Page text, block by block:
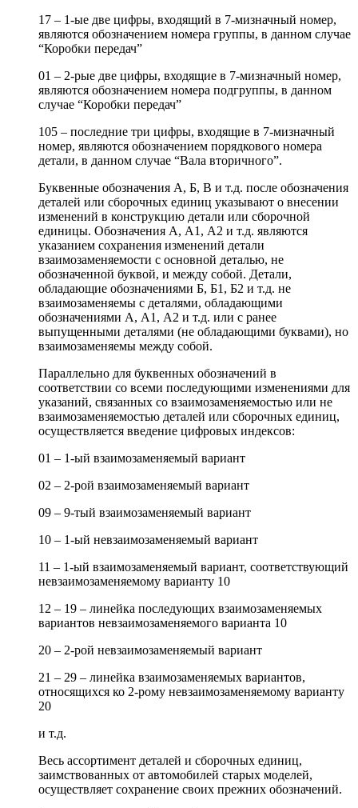
17 – 1-ые две цифры, входящий в 7-мизначный номер,
являются обозначением номера группы, в данном случае
“Коробки передач”
01 – 2-рые две цифры, входящие в 7-мизначный номер,
являются обозначением номера подгруппы, в данном
случае “Коробки передач”
105 – последние три цифры, входящие в 7-мизначный
номер, являются обозначением порядкового номера
детали, в данном случае “Вала вторичного”.
Буквенные обозначения А, Б, В и т.д. после обозначения
деталей или сборочных единиц указывают о внесении
изменений в конструкцию детали или сборочной
единицы. Обозначения А, А1, А2 и т.д. являются
указанием сохранения изменений детали
взаимозаменяемости с основной деталью, не
обозначенной буквой, и между собой. Детали,
обладающие обозначениями Б, Б1, Б2 и т.д. не
взаимозаменяемы с деталями, обладающими
обозначениями А, А1, А2 и т.д. или с ранее
выпущенными деталями (не обладающими буквами), но
взаимозаменяемы между собой.
Параллельно для буквенных обозначений в
соответствии со всеми последующими изменениями для
указаний, связанных со взаимозаменяемостью или не
взаимозаменяемостью деталей или сборочных единиц,
осуществляется введение цифровых индексов:
01 – 1-ый взаимозаменяемый вариант
02 – 2-рой взаимозаменяемый вариант
09 – 9-тый взаимозаменяемый вариант
10 – 1-ый невзаимозаменяемый вариант
11 – 1-ый взаимозаменяемый вариант, соответствующий
невзаимозаменяемому варианту 10
12 – 19 – линейка последующих взаимозаменяемых
вариантов невзаимозаменяемого варианта 10
20 – 2-рой невзаимозаменяемый вариант
21 – 29 – линейка взаимозаменяемых вариантов,
относящихся ко 2-рому невзаимозаменяемому варианту
20
и т.д.
Весь ассортимент деталей и сборочных единиц,
заимствованных от автомобилей старых моделей,
осуществляет сохранение своих прежних обозначений.